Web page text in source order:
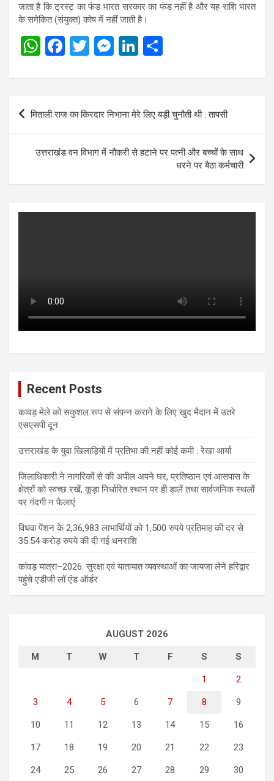
जाता है कि ट्रस्ट का फंड भारत सरकार का फंड नहीं है और यह राशि भारत
के समेकित (संयुक्त) कोष में नहीं जाती है।
W
at
s
A
p
p
F
ce
o
o
k
T
tt
M
se
g
er
Li
ke
dI
n
ar
e
Post
मिताली राज का किरदार निभाना मेरे लिए बड़ी चुनौती थी : तापसी
उत्तराखंड वन विभाग में नौकरी से हटाने पर पत्नी और बच्चों के साथ
धरने पर बैठा कर्मचारी
Recent Posts
कावड़ मेले को सकुशल रूप से संपन्न कराने के लिए खुद मैदान में उतरे
एसएसपी दून
उत्तराखंड के युवा खिलाड़ियों में प्रतिभा की नहीं कोई कमी : रेखा आर्या
जिलाधिकारी ने नागरिकों से की अपील अपने घर, प्रतिष्ठान एवं आसपास के
क्षेत्रों को स्वच्छ रखें, कूड़ा निर्धारित स्थान पर ही डालें तथा सार्वजनिक स्थलों
पर गंदगी न फैलाएं
विधवा पेंशन के 2,36,983 लाभार्थियों को 1,500 रुपये प्रतिमाह की दर से
35.54 करोड़ रुपये की दी गई धनराशि
कांवड़ यात्रा–2026: सुरक्षा एवं यातायात व्यवस्थाओं का जायजा लेने हरिद्वार
पहुंचे एडीजी लॉ एंड ऑर्डर
AUGUST 2026
M T W T F S S
1 2
3 4 5 6 7 8 9
10 11 12 13 14 15 16
17 18 19 20 21 22 23
24 25 26 27 28 29 30